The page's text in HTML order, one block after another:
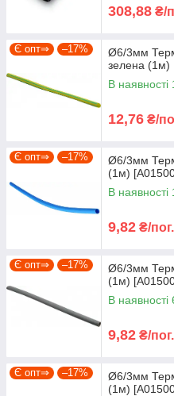
308,88 ₴/
Є опт⇒ –17%
Ø6/3мм
зелена
В наявності
12,76 ₴/
Є опт⇒ –17%
Ø6/3мм
(1м)
В наявності
9,82 ₴/
Є опт⇒ –17%
Ø6/3мм
(1м)
В наявності
9,82 ₴/
Є опт⇒ –17%
Ø6/3мм
(1м)